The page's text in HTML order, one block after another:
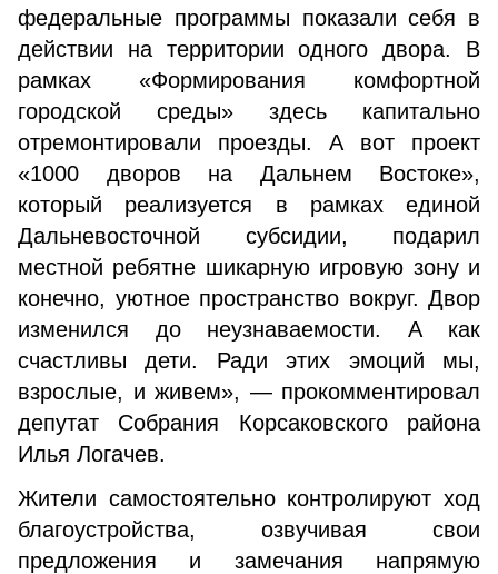
федеральные программы показали себя в
действии на территории одного двора. В
рамках «Формирования комфортной
городской среды» здесь капитально
отремонтировали проезды. А вот проект
«1000 дворов на Дальнем Востоке»,
который реализуется в рамках единой
Дальневосточной субсидии, подарил
местной ребятне шикарную игровую зону и
конечно, уютное пространство вокруг. Двор
изменился до неузнаваемости. А как
счастливы дети. Ради этих эмоций мы,
взрослые, и живем», — прокомментировал
депутат Собрания Корсаковского района
Илья Логачев.
Жители самостоятельно контролируют ход
благоустройства, озвучивая свои
предложения и замечания напрямую